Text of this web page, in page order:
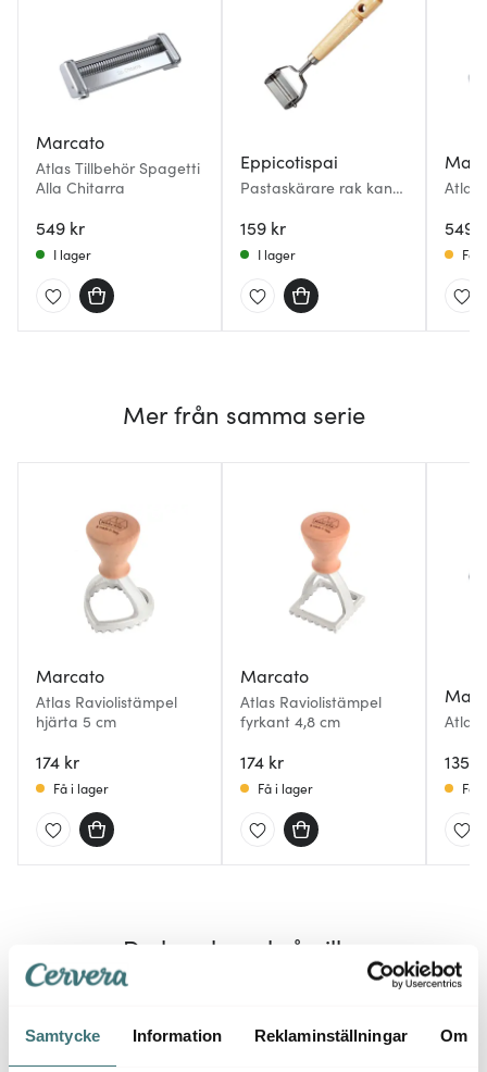
Samtycke Information Reklaminställningar Om
Marcato
Atlas Tillbehör Spagetti
Alla Chitarra
549 kr
I lager
Eppicotispai
Pastaskärare rak kant
159 kr
I lager
Atlas
549
Få
Mer från samma serie
Marcato
Atlas Raviolistämpel
hjärta 5 cm
174 kr
Få i lager
Marcato
Atlas Raviolistämpel
fyrkant 4,8 cm
174 kr
Få i lager
1359
Få
Du kanske också gillar